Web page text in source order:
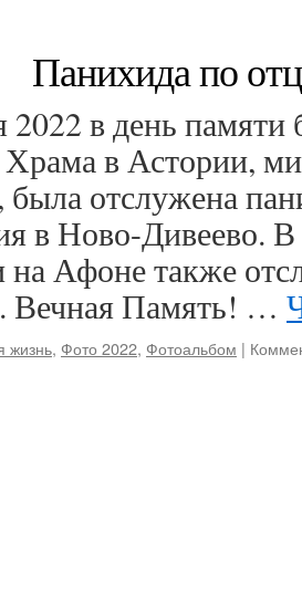
Панихида по
2022 в день
в Астории,
была отслужена
в Ново-Дивеево.
Афоне также
Вечная Память! …
жизнь, Фото 2022, Фотоальбом |